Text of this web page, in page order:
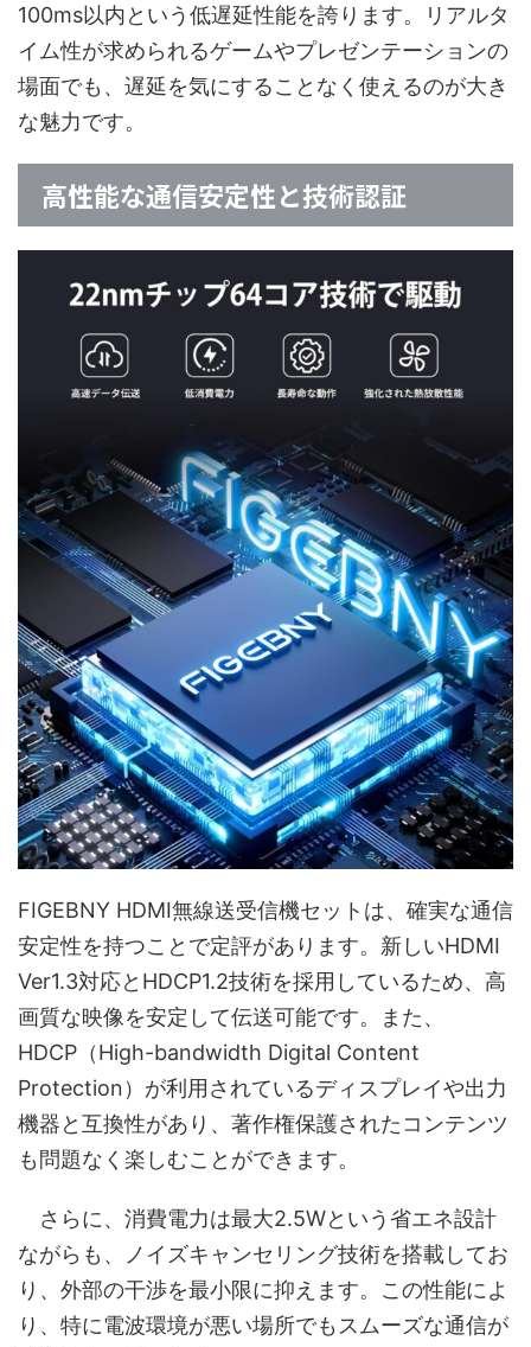
100ms以内という低遅延性能を誇ります。リアルタ
イム性が求められるゲームやプレゼンテーションの
場面でも、遅延を気にすることなく使えるのが大き
な魅力です。
高性能な通信安定性と技術認証
FIGEBNY HDMI無線送受信機セットは、確実な通信
安定性を持つことで定評があります。新しいHDMI
Ver1.3対応とHDCP1.2技術を採用しているため、高
画質な映像を安定して伝送可能です。また、
HDCP（High-bandwidth Digital Content
Protection）が利用されているディスプレイや出力
機器と互換性があり、著作権保護されたコンテンツ
も問題なく楽しむことができます。
さらに、消費電力は最大2.5Wという省エネ設計
ながらも、ノイズキャンセリング技術を搭載してお
り、外部の干渉を最小限に抑えます。この性能によ
り、特に電波環境が悪い場所でもスムーズな通信が